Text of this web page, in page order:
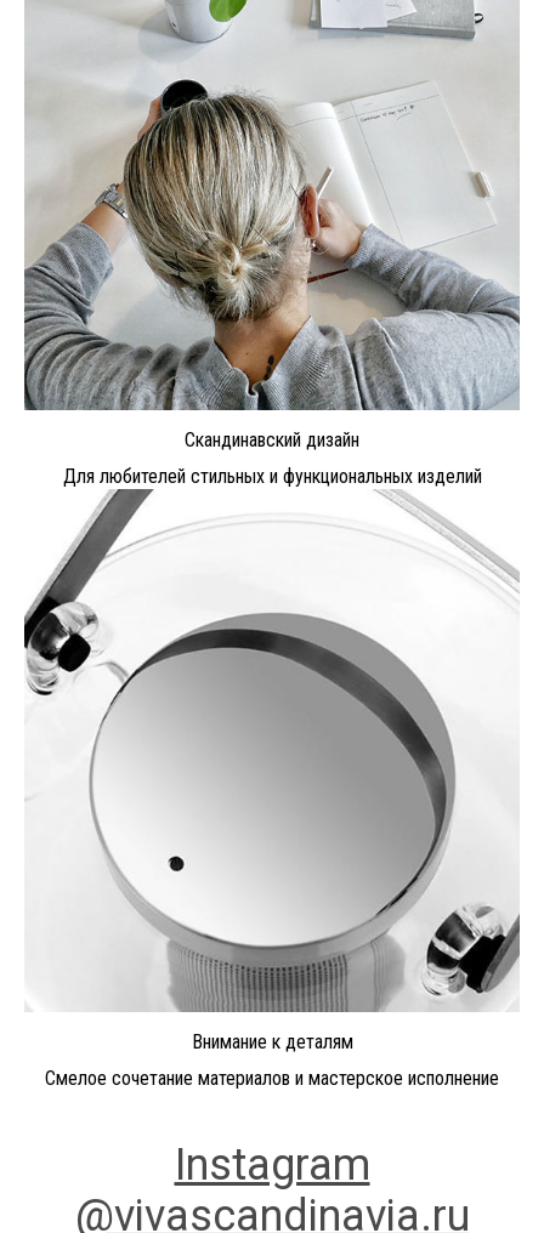
Скандинавский дизайн
Для любителей стильных и функциональных изделий
Внимание к деталям
Смелое сочетание материалов и мастерское исполнение
Instagram
@vivascandinavia.ru